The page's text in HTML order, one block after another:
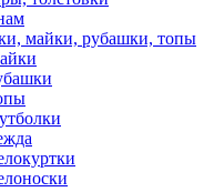
майки, рубашки, топы